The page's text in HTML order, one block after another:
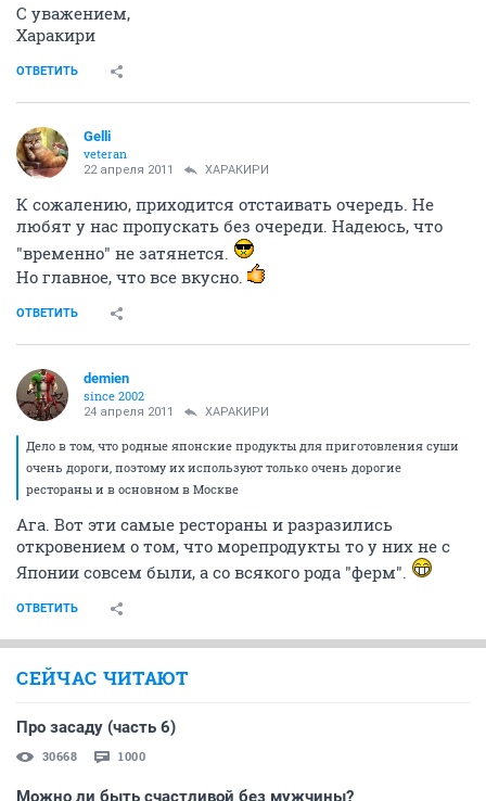
С уважением,
Харакири
ОТВЕТИТЬ
Gelli
veteran
22 апреля 2011 ХАРАКИРИ
К сожалению, приходится отстаивать очередь. Не
любят у нас пропускать без очереди. Надеюсь, что
"временно" не затянется.
Но главное, что все вкусно.
ОТВЕТИТЬ
demien
since 2002
24 апреля 2011 ХАРАКИРИ
Дело в том, что родные японские продукты для приготовления суши
очень дороги, поэтому их используют только очень дорогие
рестораны и в основном в Москве
Ага. Вот эти самые рестораны и разразились
откровением о том, что морепродукты то у них не с
Японии совсем были, а со всякого рода "ферм".
ОТВЕТИТЬ
СЕЙЧАС ЧИТАЮТ
Про засаду (часть 6)
30668 1000
Можно ли быть счастливой без мужчины?